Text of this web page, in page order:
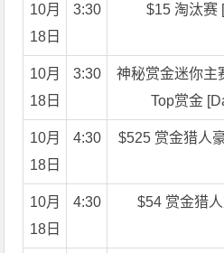
10月
18日
3:30 $15 淘汰赛
10月
18日
3:30
神秘赏金迷你主
Top赏金
10月
18日
4:30 $525 赏金猎人
10月
18日
4:30 $54 赏金猎